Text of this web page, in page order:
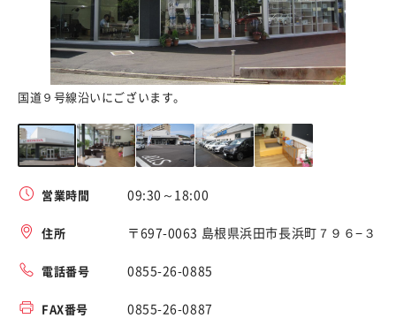
国道９号線沿いにございます。
営業時間 09:30～18:00
住所 〒697-0063 島根県浜田市長浜町７９６−３
電話番号 0855-26-0885
FAX番号 0855-26-0887